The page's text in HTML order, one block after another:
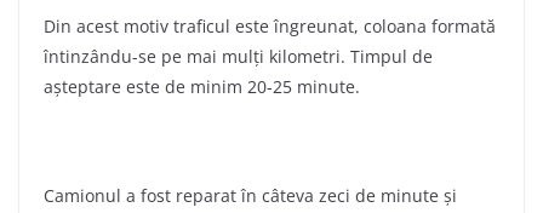
Din acest motiv traficul este îngreunat, coloana formată
întinzându-se pe mai mulți kilometri. Timpul de
așteptare este de minim 20-25 minute.
Camionul a fost reparat în câteva zeci de minute și